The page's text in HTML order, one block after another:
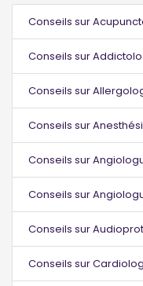
Conseils sur
Conseils sur
Conseils sur
Conseils sur
Conseils sur
Conseils sur
Conseils sur
Conseils sur